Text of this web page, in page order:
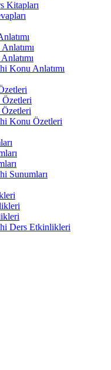
Kitapları
Konu Anlatımı
Özetleri
Özetleri
Konu Özetleri
Sunumları
Ders Etkinlikleri